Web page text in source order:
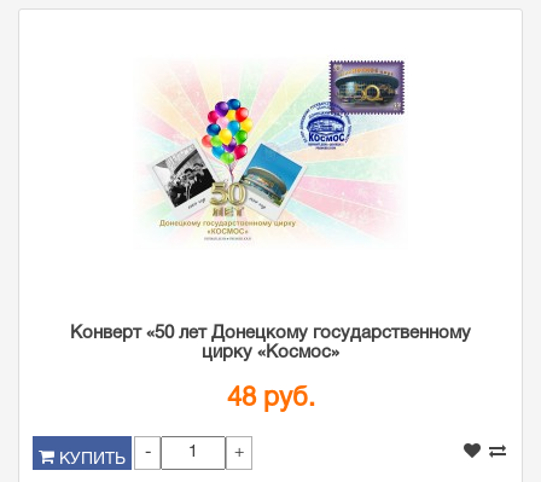
Конверт «50 лет Донецкому государственному
цирку «Космос»
48 руб.
КУПИТЬ - +